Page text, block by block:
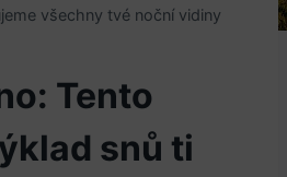
všechny tvé noční vidiny
Tento
snů ti